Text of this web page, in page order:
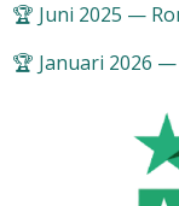
🏆 Juni 2025 —
🏆 Januari 2026